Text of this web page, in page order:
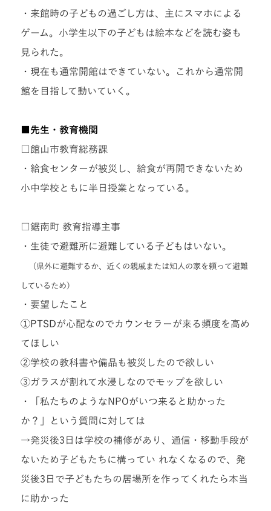
・来館時の子どもの過ごし方は、主にスマホによる
ゲーム。小学生以下の子どもは絵本などを読む姿も
見られた。
・現在も通常開館はできていない。これから通常開
館を目指して動いていく。
■先生・教育機関
□館山市教育総務課
・給食センターが被災し、給食が再開できないため
小中学校ともに半日授業となっている。
□鋸南町 教育指導主事
・生徒で避難所に避難している子どもはいない。
（県外に避難するか、近くの親戚または知人の家を頼って避難
しているため）
・要望したこと
①PTSDが心配なのでカウンセラーが来る頻度を高め
てほしい
②学校の教科書や備品も被災したので欲しい
③ガラスが割れて水浸しなのでモップを欲しい
・「私たちのようなNPOがいつ来ると助かった
か？」という質問に対しては
→発災後3日は学校の補修があり、通信・移動手段が
ないため子どもたちに構ってい れなくなるので、発
災後3日で子どもたちの居場所を作ってくれたら本当
に助かった